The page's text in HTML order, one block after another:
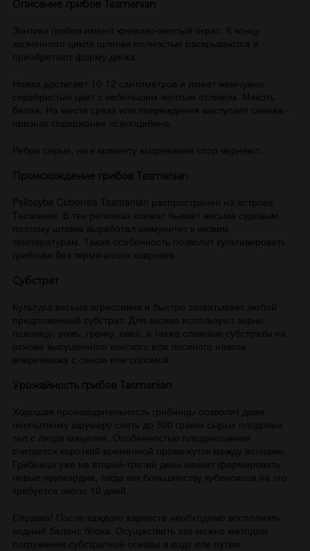
Описание грибов Tasmanian
Зонтики грибов имеют кремово-желтый окрас. К концу
жизненного цикла шляпки полностью раскрываются и
приобретают форму диска.
Ножка достигает 10-12 сантиметров и имеет жемчужно-
серебристый цвет с небольшим желтым отливом. Мякоть
белая. На месте среза или повреждения выступает синева -
признак содержания псилоцибина.
Ребра серые, но к моменту вызревания спор чернеют.
Происхождение грибов Tasmanian
Psilocybe Cubensis Tasmanian распространен на острове
Тасмания. В тех регионах климат бывает весьма суровым,
поэтому штамм выработал иммунитет к низким
температурам. Такая особенность позволит культивировать
грибочки без термических ковриков.
Субстрат
Культура весьма агрессивна и быстро захватывает любой
предложенный субстрат. Для засева используют зерно:
пшеницу, рожь, гречку, овес, а также сложные субстраты на
основе высушенного конского или лосиного навоза
вперемешку с сеном или соломой.
Урожайность грибов Tasmanian
Хорошая производительность грибницы позволит даже
неопытному шрумеру снять до 300 грамм сырых плодовых
тел с литра мицелия. Особенностью плодоношения
считается короткий временной промежуток между волнами.
Грибница уже на второй-третий день начнет формировать
новые примордии, тогда как большинству кубенсисов на это
требуется около 10 дней.
Справка! После каждого харвеста необходимо восполнить
водный баланс блока. Осуществить это можно методом
погружения субстратной основы в воду или путем